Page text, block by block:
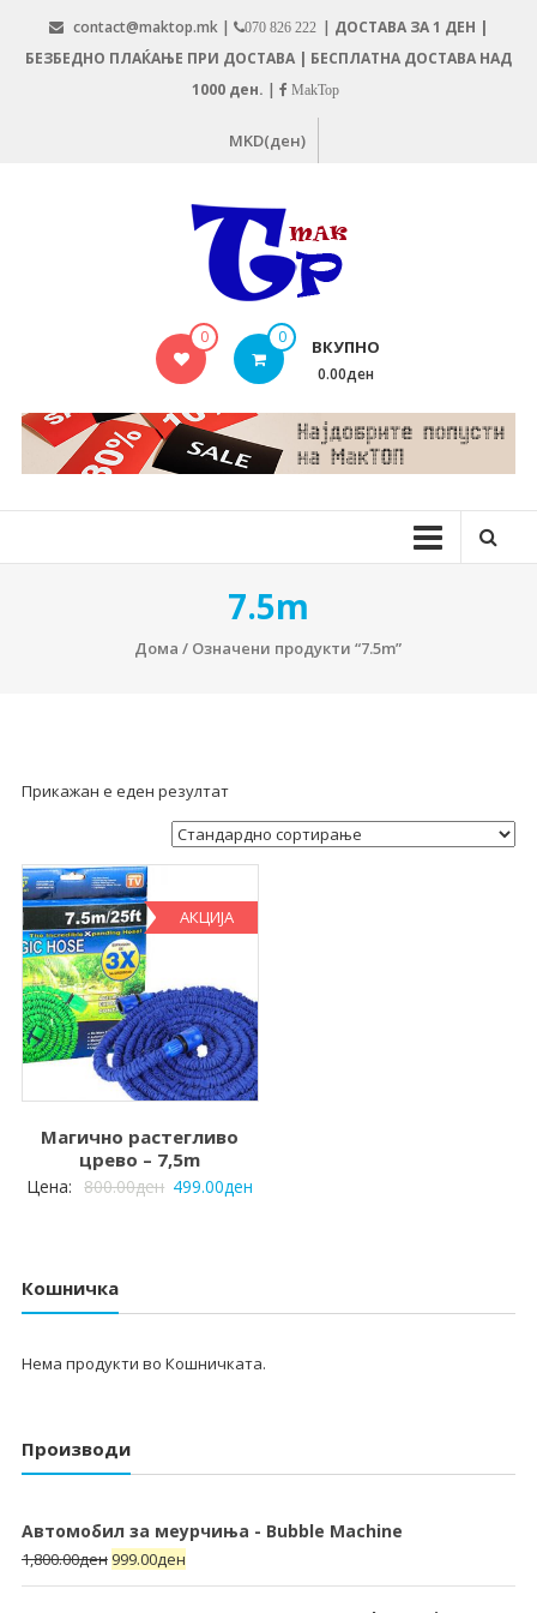
content
contact@maktop.mk | 070 826 222 | ДОСТАВА ЗА 1 ДЕН |
БЕЗБЕДНО ПЛАЌАЊЕ ПРИ ДОСТАВА | БЕСПЛАТНА ДОСТАВА НАД
1000 ден. | MakTop
MKD(ден)
MAKTOP.MK
0 0 ВКУПНО
0.00ден
7.5m
Дома / Означени продукти “7.5m”
Прикажан е еден резултат
АКЦИЈА
Магично растегливо
црево – 7,5m
Цена: 800.00ден 499.00ден
Кошничка
Нема продукти во Кошничката.
Производи
Автомобил за меурчиња - Bubble Machine
1,800.00ден 999.00ден